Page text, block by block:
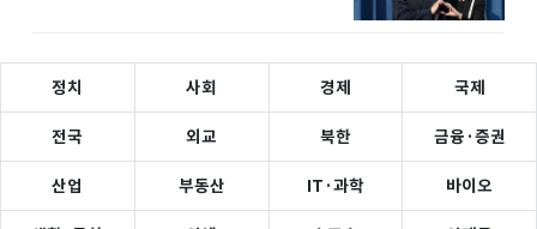
정치 사회 경제 국제
전국 외교 북한 금융·증권
산업 부동산 IT·과학 바이오